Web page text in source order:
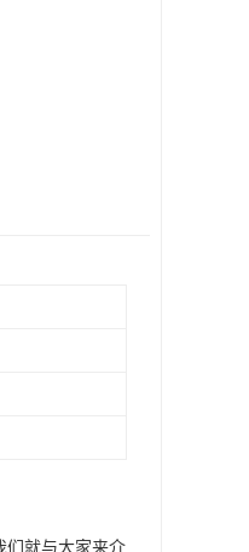
们就与大家来介